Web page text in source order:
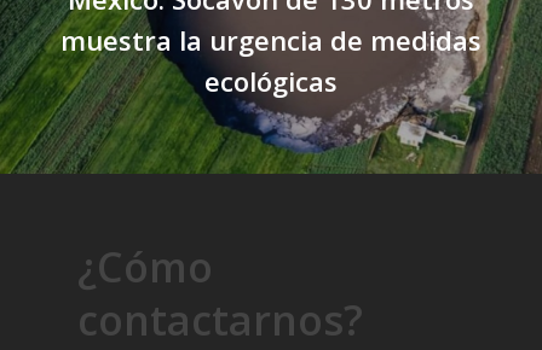
muestra la urgencia de medidas
ecológicas
¿Cómo
contactarnos?